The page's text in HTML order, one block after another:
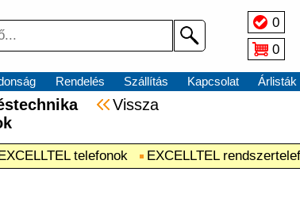
0
0
Rendelés Szállítás Kapcsolat Árlisták
Vissza
telefonok EXCELLTEL